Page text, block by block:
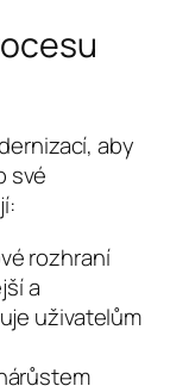
aby
své
rozhraní
a
uživatelům